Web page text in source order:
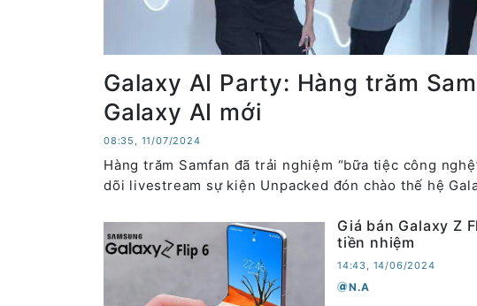
Galaxy AI Party: Hàng trăm
Galaxy AI mới
08:35, 11/07/2024
Hàng trăm Samfan đã trải nghiệm “bữa tiệc công
dõi livestream sự kiện Unpacked đón chào thế hệ
Giá bán Galaxy Z
tiền nhiệm
14:43, 14/06/2024
N.A